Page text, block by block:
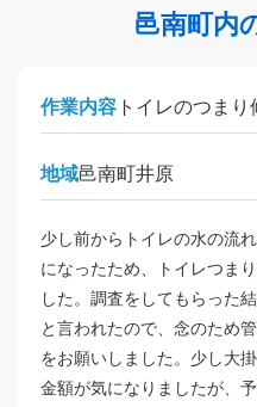
邑南町内
作業内容 トイレのつまり
地域邑南町井原
少し前からトイレの水の流
になったため、トイレつま
した。調査をしてもらった
と言われたので、念のため
をお願いしました。少し大
金額が気になりましたが、